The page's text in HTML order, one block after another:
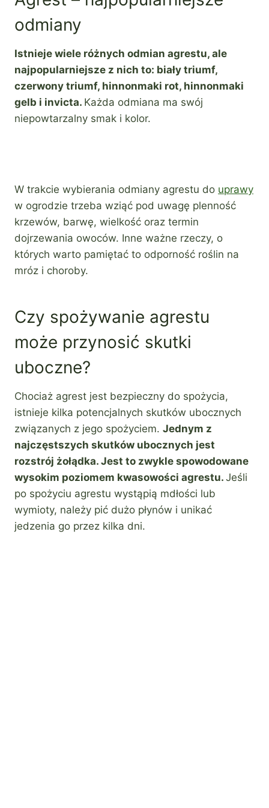
odmiany
Istnieje wiele różnych odmian agrestu, ale
najpopularniejsze z nich to: biały triumf,
czerwony triumf, hinnonmaki rot, hinnonmaki
gelb i invicta. Każda odmiana ma swój
niepowtarzalny smak i kolor.
W trakcie wybierania odmiany agrestu do uprawy
w ogrodzie trzeba wziąć pod uwagę plenność
krzewów, barwę, wielkość oraz termin
dojrzewania owoców. Inne ważne rzeczy, o
których warto pamiętać to odporność roślin na
mróz i choroby.
Czy spożywanie agrestu
może przynosić skutki
uboczne?
Chociaż agrest jest bezpieczny do spożycia,
istnieje kilka potencjalnych skutków ubocznych
związanych z jego spożyciem. Jednym z
najczęstszych skutków ubocznych jest
rozstrój żołądka. Jest to zwykle spowodowane
wysokim poziomem kwasowości agrestu. Jeśli
po spożyciu agrestu wystąpią mdłości lub
wymioty, należy pić dużo płynów i unikać
jedzenia go przez kilka dni.